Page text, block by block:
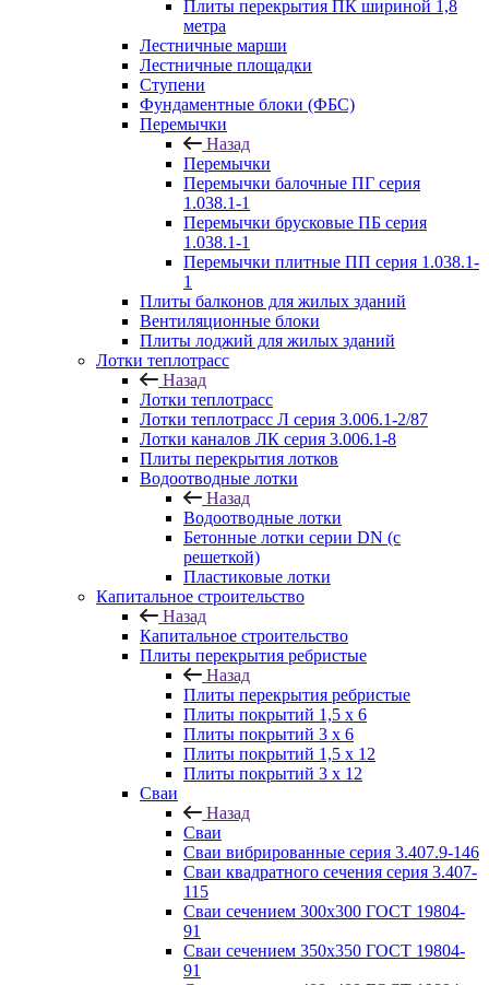
Плиты перекрытия ПК шириной 1,8
метра
Лестничные марши
Лестничные площадки
Ступени
Фундаментные блоки (ФБС)
Перемычки
Назад
Перемычки
Перемычки балочные ПГ серия
1.038.1-1
Перемычки брусковые ПБ серия
1.038.1-1
Перемычки плитные ПП серия 1.038.1-
1
Плиты балконов для жилых зданий
Вентиляционные блоки
Плиты лоджий для жилых зданий
Лотки теплотрасс
Назад
Лотки теплотрасс
Лотки теплотрасс Л серия 3.006.1-2/87
Лотки каналов ЛК серия 3.006.1-8
Плиты перекрытия лотков
Водоотводные лотки
Назад
Водоотводные лотки
Бетонные лотки серии DN (с
решеткой)
Пластиковые лотки
Капитальное строительство
Назад
Капитальное строительство
Плиты перекрытия ребристые
Назад
Плиты перекрытия ребристые
Плиты покрытий 1,5 x 6
Плиты покрытий 3 x 6
Плиты покрытий 1,5 x 12
Плиты покрытий 3 x 12
Сваи
Назад
Сваи
Сваи вибрированные серия 3.407.9-146
Сваи квадратного сечения серия 3.407-
115
Сваи сечением 300х300 ГОСТ 19804-
91
Сваи сечением 350х350 ГОСТ 19804-
91